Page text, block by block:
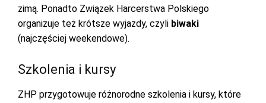
zimą. Ponadto Związek Harcerstwa Polskiego
organizuje też krótsze wyjazdy, czyli biwaki
(najczęściej weekendowe).
Szkolenia i kursy
ZHP przygotowuje różnorodne szkolenia i kursy, które